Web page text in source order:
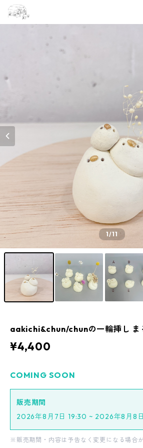
1/11
aakichi&chun/chunの一輪挿し ま
¥4,400
COMING SOON
販売期間
2026年8月7日 19:30 ~ 2026年8月8
※販売期間・内容は予告なく変更になる場合が